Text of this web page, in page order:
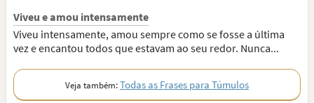
Viveu e amou intensamente
Viveu intensamente, amou sempre como se fosse a última
vez e encantou todos que estavam ao seu redor. Nunca...
Veja também:Todas as Frases para Túmulos